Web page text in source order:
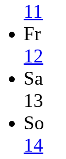
11
Fr
12
Sa
13
So
14